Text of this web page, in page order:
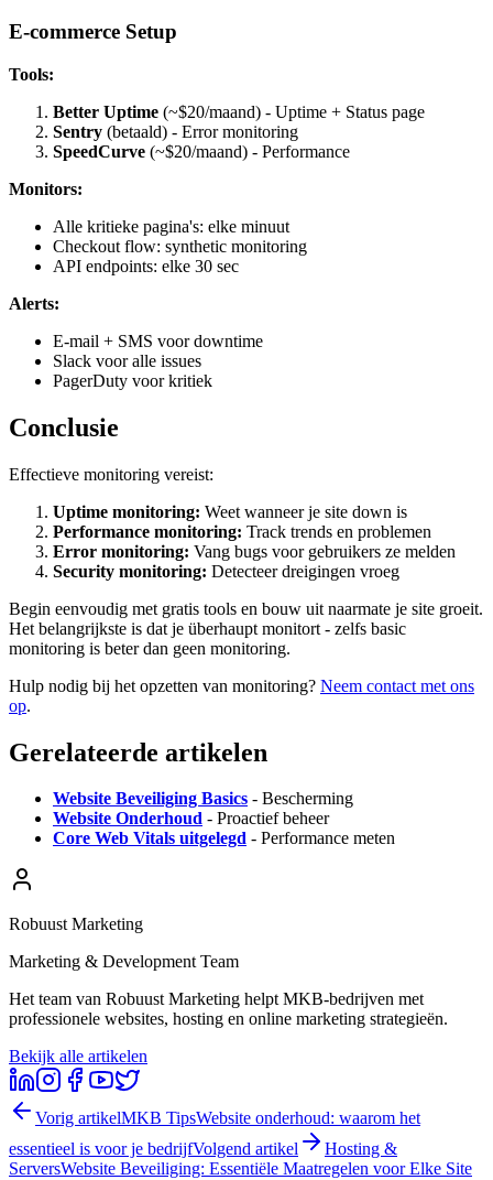
E-commerce Setup
Tools:
Better Uptime (~$20/maand) - Uptime + Status page
Sentry (betaald) - Error monitoring
SpeedCurve (~$20/maand) - Performance
Monitors:
Alle kritieke pagina's: elke minuut
Checkout flow: synthetic monitoring
API endpoints: elke 30 sec
Alerts:
E-mail + SMS voor downtime
Slack voor alle issues
PagerDuty voor kritiek
Conclusie
Effectieve monitoring vereist:
Uptime monitoring: Weet wanneer je site down is
Performance monitoring: Track trends en problemen
Error monitoring: Vang bugs voor gebruikers ze melden
Security monitoring: Detecteer dreigingen vroeg
Begin eenvoudig met gratis tools en bouw uit naarmate je site groeit.
Het belangrijkste is dat je überhaupt monitort - zelfs basic
monitoring is beter dan geen monitoring.
Hulp nodig bij het opzetten van monitoring? Neem contact met ons
op.
Gerelateerde artikelen
Website Beveiliging Basics - Bescherming
Website Onderhoud - Proactief beheer
Core Web Vitals uitgelegd - Performance meten
Robuust Marketing
Marketing & Development Team
Het team van Robuust Marketing helpt MKB-bedrijven met
professionele websites, hosting en online marketing strategieën.
Bekijk alle artikelen
Vorig artikelMKB TipsWebsite onderhoud: waarom het
essentieel is voor je bedrijfVolgend artikel
Hosting &
ServersWebsite Beveiliging: Essentiële Maatregelen voor Elke Site